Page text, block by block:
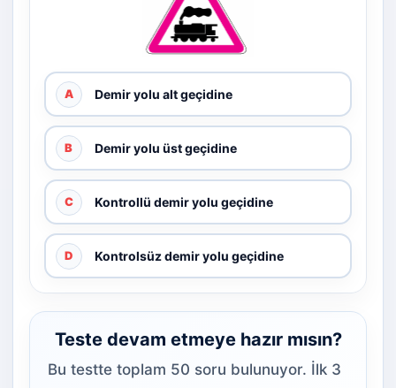
A Demir yolu alt geçidine
B Demir yolu üst geçidine
C Kontrollü demir yolu geçidine
D Kontrolsüz demir yolu geçidine
Teste devam etmeye hazır mısın?
Bu testte toplam 50 soru bulunuyor. İlk 3